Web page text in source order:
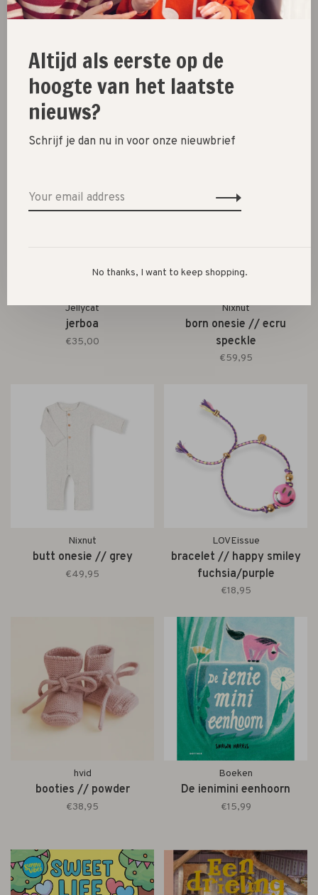
amuseables // caprese
baguette
amuseables // pair of
Jellycat
jerboa
€35,00
Nixnut
born onesie // ecru
speckle
€59,95
Nixnut
butt onesie // grey
€49,95
LOVEissue
bracelet // happy smiley
fuchsia/purple
€18,95
hvid
booties // powder
€38,95
Boeken
De ienimini eenhoorn
€15,99
Altijd als eerste op de
hoogte van het laatste
nieuws?
Schrijf je dan nu in voor onze nieuwbrief
No thanks, I want to keep shopping.